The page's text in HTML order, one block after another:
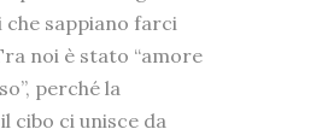
che sappiano farci
noi è stato “amore
perché la
cibo ci unisce da